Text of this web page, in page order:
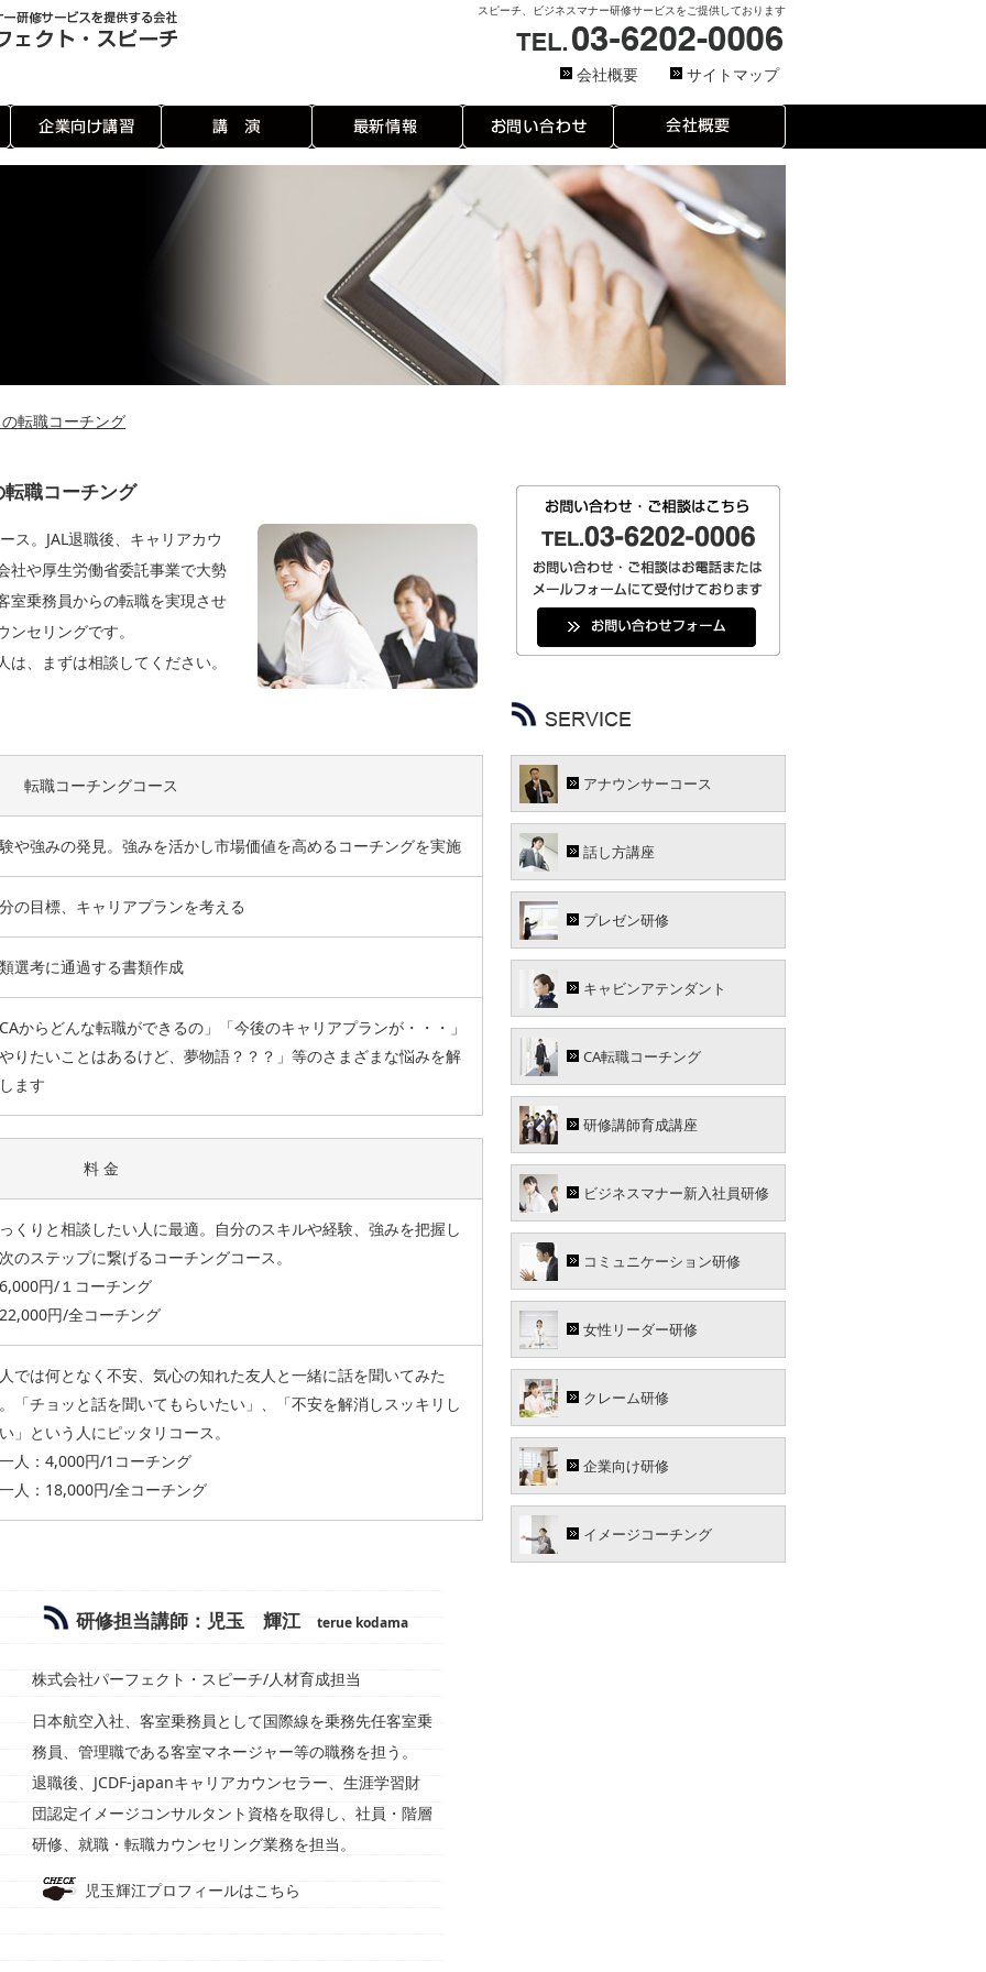
スピーチ、ビジネスマナー研修サービスをご提供しております
会社概要 サイトマップ
転職コーチング
職コーチング
ス。JAL退職後、キャリアカウ
社や厚生労働省委託事業で大勢
室乗務員からの転職を実現させ
セリングです。
、まずは相談してください。
転職コーチングコース
や強みの発見。強みを活かし市場価値を高めるコーチングを実施
の目標、キャリアプランを考える
選考に通過する書類作成
からどんな転職ができるの」「今後のキャリアプランが・・・」
りたいことはあるけど、夢物語？？？」等のさまざまな悩みを解
ます
料 金
くりと相談したい人に最適。自分のスキルや経験、強みを把握し
のステップに繋げるコーチングコース。
円/１コーチング
円/全コーチング
では何となく不安、気心の知れた友人と一緒に話を聞いてみた
「チョッと話を聞いてもらいたい」、「不安を解消しスッキリし
」という人にピッタリコース。
人：4,000円/1コーチング
人：18,000円/全コーチング
研修担当講師：児玉 輝江 terue kodama
株式会社パーフェクト・スピーチ/人材育成担当
日本航空入社、客室乗務員として国際線を乗務先任客室乗
務員、管理職である客室マネージャー等の職務を担う。
退職後、JCDF‐japanキャリアカウンセラー、生涯学習財
団認定イメージコンサルタント資格を取得し、社員・階層
研修、就職・転職カウンセリング業務を担当。
児玉輝江プロフィールはこちら
アナウンサーコース
話し方講座
プレゼン研修
キャビンアテンダント
CA転職コーチング
研修講師育成講座
ビジネスマナー新入社員研修
コミュニケーション研修
女性リーダー研修
クレーム研修
企業向け研修
イメージコーチング